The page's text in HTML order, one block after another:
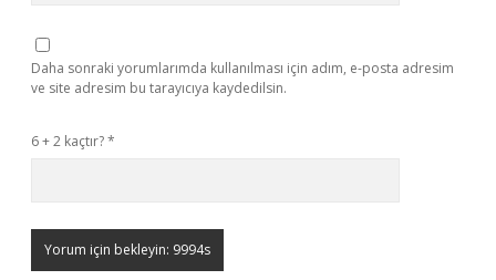
Daha sonraki yorumlarımda kullanılması için adım, e-posta adresim
ve site adresim bu tarayıcıya kaydedilsin.
6 + 2 kaçtır?*